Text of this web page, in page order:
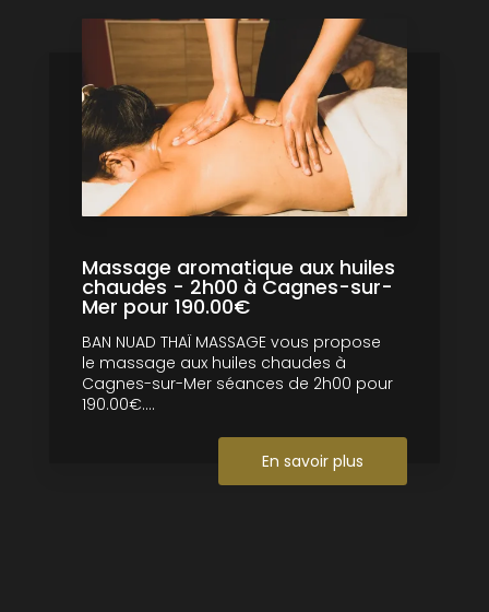
Massage aromatique aux huiles
chaudes - 2h00 à Cagnes-sur-
Mer pour 190.00€
BAN NUAD THAÏ MASSAGE vous propose
le massage aux huiles chaudes à
Cagnes-sur-Mer séances de 2h00 pour
190.00€....
En savoir plus